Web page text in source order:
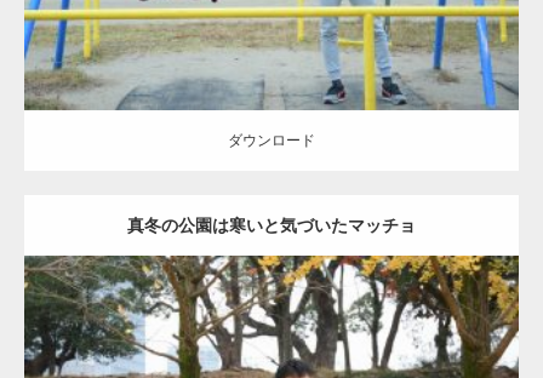
ダウンロード
真冬の公園は寒いと気づいたマッチョ
Update: 2021.07.8